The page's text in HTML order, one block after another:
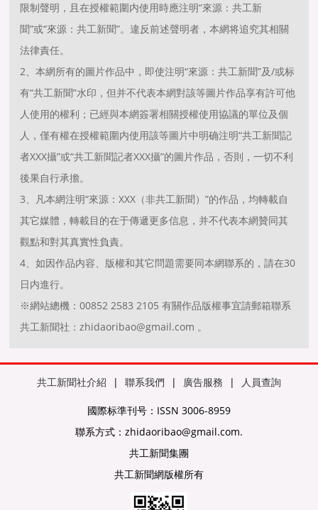
限制聲明，且在授權範圍内使用時應注明“來源：共工新
聞”或“來源：共工新聞”。違反前述聲明者，本網将追究其相關
法律責任。
2、本網所有的圖片作品中，即使注明“來源：共工新聞”及/或标
有“共工新聞”水印，但并不代表本網對該等圖片作品享有許可他
人使用的權利；已經與本網簽署相關授權使用協議的單位及個
人，僅有權在授權範圍内使用該等圖片中明确注明“共工新聞記
者XXX攝”或“共工新聞記者XXX攝”的圖片作品，否則，一切不利
後果自行承擔。
3、凡本網注明“來源：XXX（非共工新聞）”的作品，均轉載自
其它媒體，轉載目的在于傳遞更多信息，并不代表本網贊同其
觀點和對其真實性負責。
4、如因作品内容、版權和其它問題需要同本網聯系的，請在30
日内進行。
※網站總機：00852 2583 2105 有關作品版權事宜請郵箱聯系
共工新聞社：zhidaoribao@gmail.com 。
共工新聞社介紹 | 聯系我們 | 廣告服務 | 人員查詢
國際标準刊号：ISSN 3006-8959
聯系方式：zhidaoribao@gmail.com.
共工新聞集團
共工新聞網版權所有